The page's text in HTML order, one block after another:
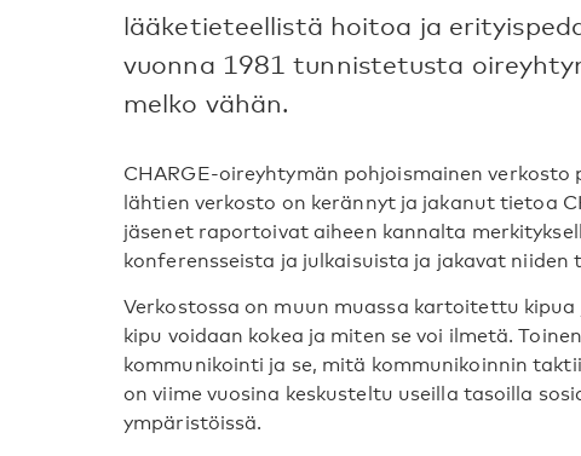
lääketieteellistä hoitoa ja
vuonna 1981 tunnistetusta
melko vähän.
CHARGE-oireyhtymän pohjoismainen
lähtien verkosto on kerännyt ja jakanut tietoa
jäsenet raportoivat aiheen kannalta
konferensseista ja julkaisuista ja jakavat niiden
Verkostossa on muun muassa kartoitettu
kipu voidaan kokea ja miten se voi ilmetä.
kommunikointi ja se, mitä kommunikoinnin
on viime vuosina keskusteltu useilla tasoilla
ympäristöissä.